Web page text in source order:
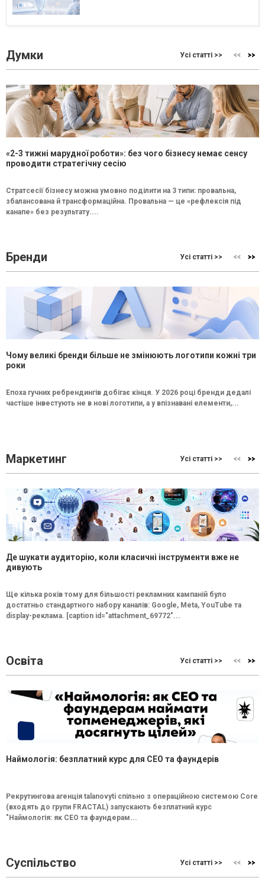
Думки Усі статті >>
«2-3 тижні марудної роботи»: без чого бізнесу немає сенсу
проводити стратегічну сесію
Стратсесії бізнесу можна умовно поділити на 3 типи: провальна,
збалансована й трансформаційна. Провальна — це «рефлексія під
канапе» без результату....
Бренди Усі статті >>
Чому великі бренди більше не змінюють логотипи кожні три
роки
Епоха гучних ребрендингів добігає кінця. У 2026 році бренди дедалі
частіше інвестують не в нові логотипи, а у впізнавані елементи,...
Маркетинг Усі статті >>
Де шукати аудиторію, коли класичні інструменти вже не
дивують
Ще кілька років тому для більшості рекламних кампаній було
достатньо стандартного набору каналів: Google, Meta, YouTube та
display-реклама. [caption id="attachment_69772"...
Освіта Усі статті >>
Наймологія: безплатний курс для CEO та фаундерів
Рекрутингова агенція talanovyti спільно з операційною системою Core
(входять до групи FRACTAL) запускають безплатний курс
"Наймологія: як СEO та фаундерам...
Суспільство Усі статті >>